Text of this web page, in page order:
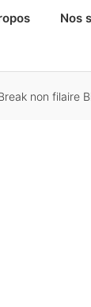
Nos
non filaire